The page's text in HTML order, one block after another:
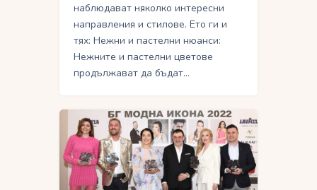
наблюдават няколко интересни
направления и стилове. Ето ги и
тях: Нежни и пастелни нюанси:
Нежните и пастелни цветове
продължават да бъдат…